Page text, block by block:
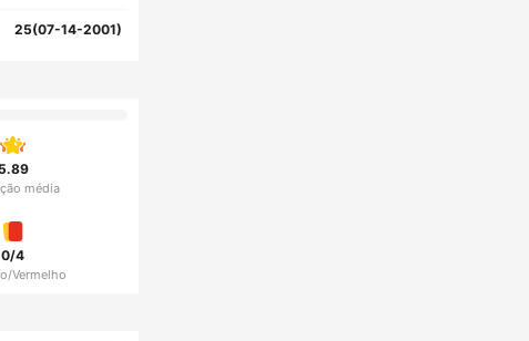
25(07-14-2001)
5.89
média
0/4
Vermelho